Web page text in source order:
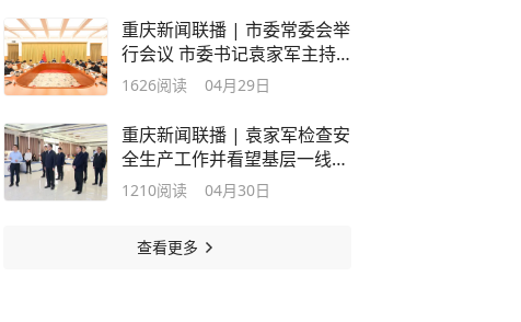
重庆新闻联播 | 市委常委会举
行会议 市委书记袁家军主持
并讲话
1626阅读 04月29日
重庆新闻联播 | 袁家军检查安
全生产工作并看望基层一线劳
动者
1210阅读 04月30日
查看更多